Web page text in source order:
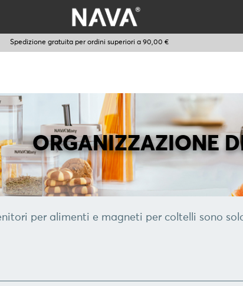
Spedizione gratuita per ordini superiori a 90,00 €
ORGANIZZAZIONE
per alimenti e magneti per coltelli sono